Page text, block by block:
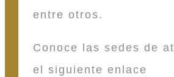
entre otros.
Conoce las sedes de
el siguiente enlace